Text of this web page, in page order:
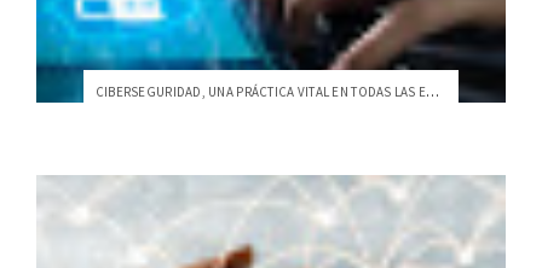
CIBERSEGURIDAD, UNA PRÁCTICA VITAL EN TODAS LAS EMPRESAS